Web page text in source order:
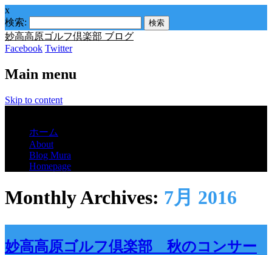
x
検索:
妙高高原ゴルフ倶楽部 ブログ
Facebook Twitter
Main menu
Skip to content
ホーム
About
Blog Mura
Homepage
Monthly Archives: 7月 2016
妙高高原ゴルフ倶楽部 秋のコンサー